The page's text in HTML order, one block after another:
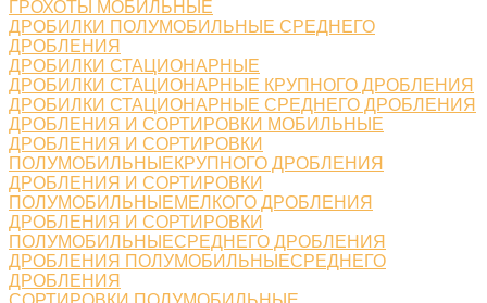
ГРОХОТЫ МОБИЛЬНЫЕ
ДРОБИЛКИ ПОЛУМОБИЛЬНЫЕ СРЕДНЕГО
ДРОБЛЕНИЯ
ДРОБИЛКИ СТАЦИОНАРНЫЕ
ДРОБИЛКИ СТАЦИОНАРНЫЕ КРУПНОГО ДРОБЛЕНИЯ
ДРОБИЛКИ СТАЦИОНАРНЫЕ СРЕДНЕГО ДРОБЛЕНИЯ
ДРОБЛЕНИЯ И СОРТИРОВКИ МОБИЛЬНЫЕ
ДРОБЛЕНИЯ И СОРТИРОВКИ
ПОЛУМОБИЛЬНЫЕКРУПНОГО ДРОБЛЕНИЯ
ДРОБЛЕНИЯ И СОРТИРОВКИ
ПОЛУМОБИЛЬНЫЕМЕЛКОГО ДРОБЛЕНИЯ
ДРОБЛЕНИЯ И СОРТИРОВКИ
ПОЛУМОБИЛЬНЫЕСРЕДНЕГО ДРОБЛЕНИЯ
ДРОБЛЕНИЯ ПОЛУМОБИЛЬНЫЕСРЕДНЕГО
ДРОБЛЕНИЯ